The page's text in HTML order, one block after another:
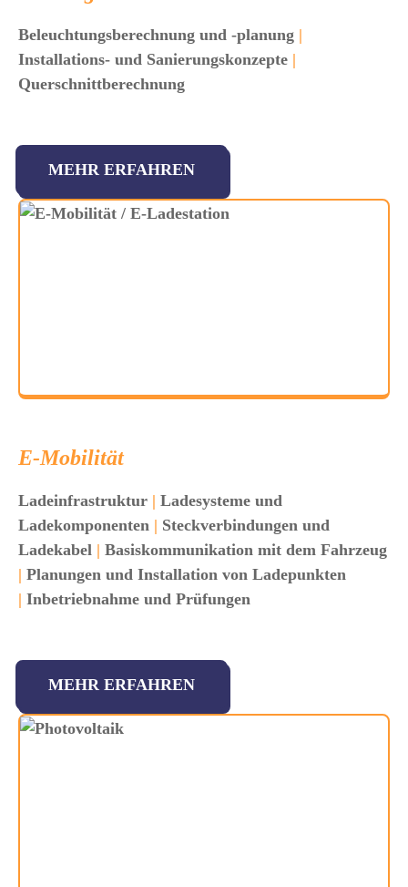
Beleuchtungsberechnung und -planung |
Installations- und Sanierungskonzepte |
Querschnittberechnung
MEHR ERFAHREN
E-Mobilität
Ladeinfrastruktur | Ladesysteme und
Ladekomponenten | Steckverbindungen und
Ladekabel | Basiskommunikation mit dem Fahrzeug
| Planungen und Installation von Ladepunkten
| Inbetriebnahme und Prüfungen
MEHR ERFAHREN